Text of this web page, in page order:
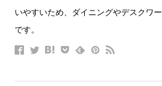
いやすいため、ダイニングやデスクワ
です。